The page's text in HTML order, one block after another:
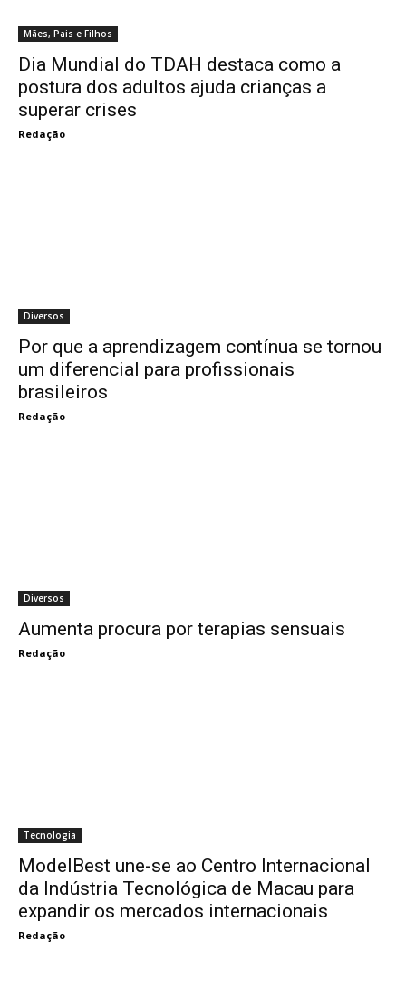
Mães, Pais e Filhos
Dia Mundial do TDAH destaca como a
postura dos adultos ajuda crianças a
superar crises
Redação
Diversos
Por que a aprendizagem contínua se tornou
um diferencial para profissionais
brasileiros
Redação
Diversos
Aumenta procura por terapias sensuais
Redação
Tecnologia
ModelBest une-se ao Centro Internacional
da Indústria Tecnológica de Macau para
expandir os mercados internacionais
Redação